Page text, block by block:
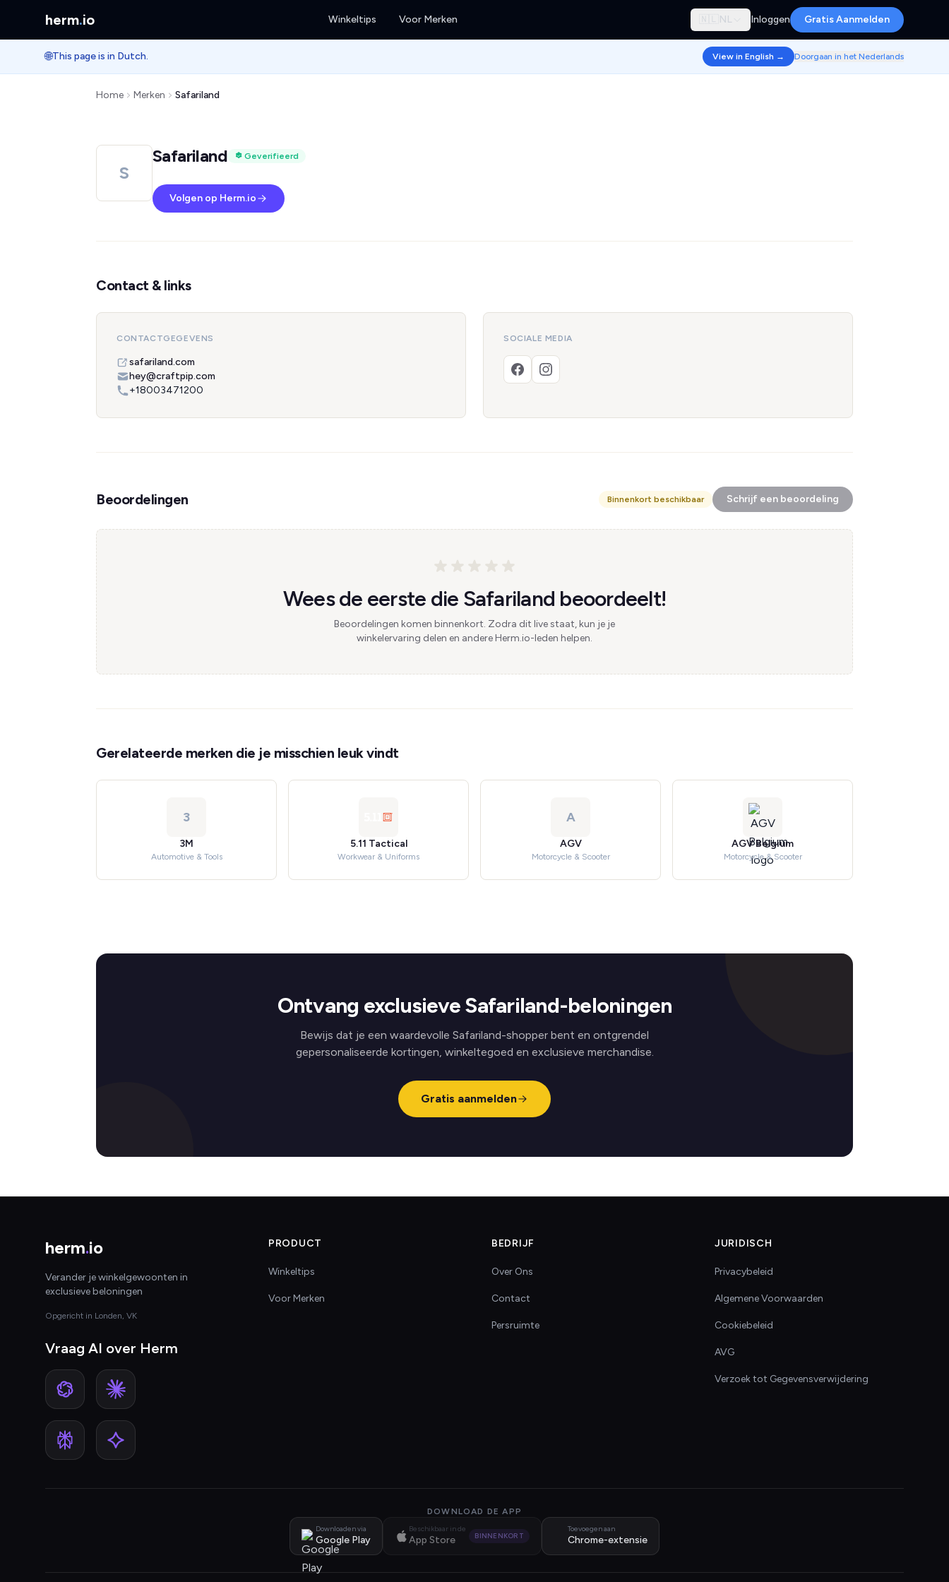
herm.io Winkeltips Voor Merken 🇳🇱 NL Inloggen Gratis Aanmelden
🌐This page is in Dutch. View in English → Doorgaan in het Nederlands
Home Merken Safariland
S
Safariland Geverifieerd
Volgen op Herm.io
Contact & links
CONTACTGEGEVENS
safariland.com
hey@craftpip.com
+18003471200
SOCIALE MEDIA
Beoordelingen Binnenkort beschikbaar Schrijf een beoordeling
Wees de eerste die Safariland beoordeelt!
Beoordelingen komen binnenkort. Zodra dit live staat, kun je je
winkelervaring delen en andere Herm.io-leden helpen.
Gerelateerde merken die je misschien leuk vindt
3
3M
Automotive & Tools
5.11 Tactical
Workwear & Uniforms
A
AGV
Motorcycle & Scooter
AGV Belgium
Motorcycle & Scooter
Ontvang exclusieve Safariland-beloningen
Bewijs dat je een waardevolle Safariland-shopper bent en ontgrendel
gepersonaliseerde kortingen, winkeltegoed en exclusieve merchandise.
Gratis aanmelden
herm.io
Verander je winkelgewoonten in
exclusieve beloningen
Opgericht in Londen, VK
Vraag AI over Herm
PRODUCT
Winkeltips
Voor Merken
BEDRIJF
Over Ons
Contact
Persruimte
JURIDISCH
Privacybeleid
Algemene Voorwaarden
Cookiebeleid
AVG
Verzoek tot Gegevensverwijdering
DOWNLOAD DE APP
Downloaden via
Google Play
Beschikbaar in de
App Store BINNENKORT
Toevoegen aan
Chrome-extensie